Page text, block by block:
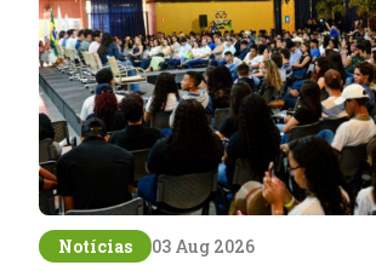
Notícias 03 Aug 2026